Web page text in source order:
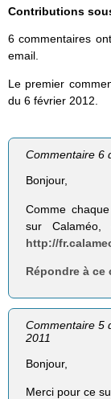
Contributions
6 commentaires
email.
Le premier
du 6 février 2012.
Commentaire 6
Bonjour,
Comme
sur
http://
Répondre à ce
Commentaire 5
2011
Bonjour,
Merci pour ce